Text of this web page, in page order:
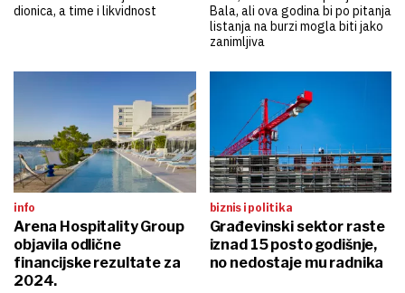
dionica, a time i likvidnost
Bala, ali ova godina bi po pitanja
listanja na burzi mogla biti jako
zanimljiva
info
Arena Hospitality Group
objavila odlične
financijske rezultate za
2024.
biznis i politika
Građevinski sektor raste
iznad 15 posto godišnje,
no nedostaje mu radnika